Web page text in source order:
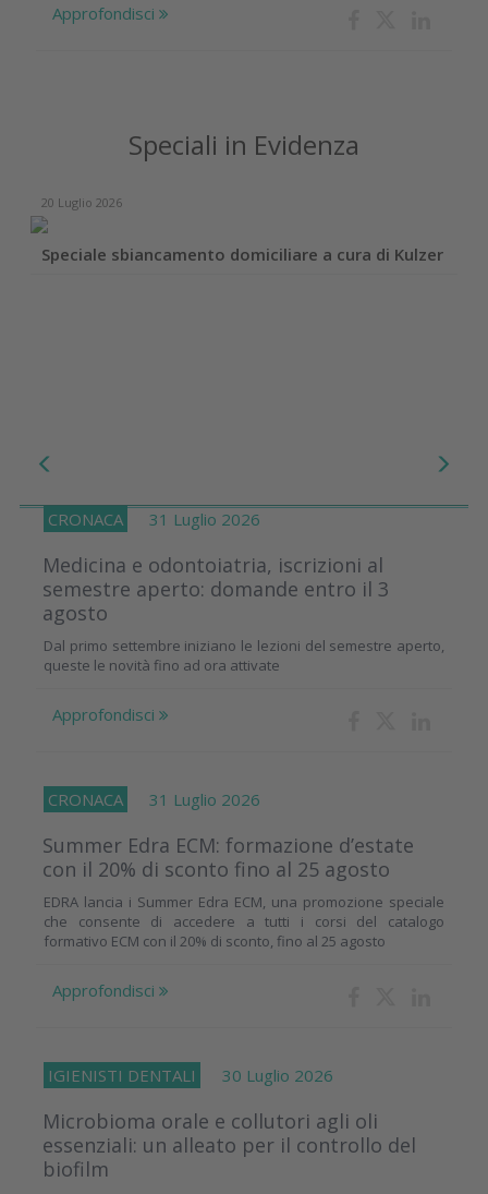
Approfondisci
Speciali in Evidenza
20 Luglio 2026
Speciale sbiancamento domiciliare a cura di Kulzer
CRONACA 31 Luglio 2026
Medicina e odontoiatria, iscrizioni al
semestre aperto: domande entro il 3
agosto
Dal primo settembre iniziano le lezioni del semestre aperto,
queste le novità fino ad ora attivate
Approfondisci
CRONACA 31 Luglio 2026
Summer Edra ECM: formazione d’estate
con il 20% di sconto fino al 25 agosto
EDRA lancia i Summer Edra ECM, una promozione speciale
che consente di accedere a tutti i corsi del catalogo
formativo ECM con il 20% di sconto, fino al 25 agosto
Approfondisci
IGIENISTI DENTALI 30 Luglio 2026
Microbioma orale e collutori agli oli
essenziali: un alleato per il controllo del
biofilm